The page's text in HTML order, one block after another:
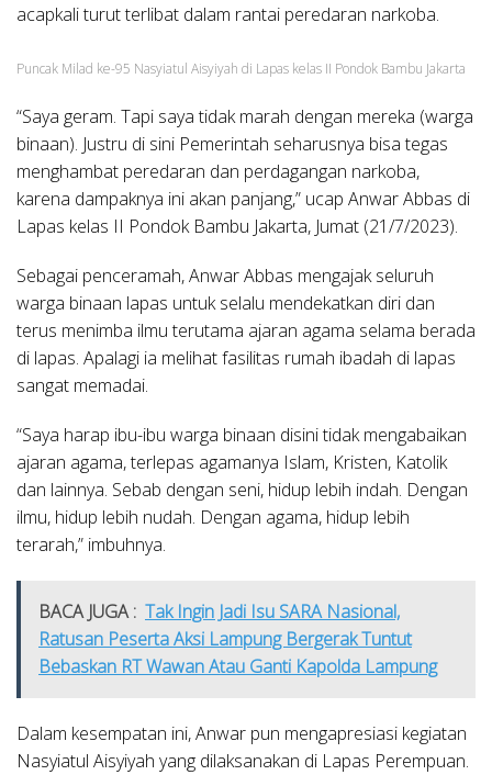
acapkali turut terlibat dalam rantai peredaran narkoba.
Puncak Milad ke-95 Nasyiatul Aisyiyah di Lapas kelas II Pondok Bambu Jakarta
“Saya geram. Tapi saya tidak marah dengan mereka (warga
binaan). Justru di sini Pemerintah seharusnya bisa tegas
menghambat peredaran dan perdagangan narkoba,
karena dampaknya ini akan panjang,” ucap Anwar Abbas di
Lapas kelas II Pondok Bambu Jakarta, Jumat (21/7/2023).
Sebagai penceramah, Anwar Abbas mengajak seluruh
warga binaan lapas untuk selalu mendekatkan diri dan
terus menimba ilmu terutama ajaran agama selama berada
di lapas. Apalagi ia melihat fasilitas rumah ibadah di lapas
sangat memadai.
“Saya harap ibu-ibu warga binaan disini tidak mengabaikan
ajaran agama, terlepas agamanya Islam, Kristen, Katolik
dan lainnya. Sebab dengan seni, hidup lebih indah. Dengan
ilmu, hidup lebih nudah. Dengan agama, hidup lebih
terarah,” imbuhnya.
BACA JUGA : Tak Ingin Jadi Isu SARA Nasional,
Ratusan Peserta Aksi Lampung Bergerak Tuntut
Bebaskan RT Wawan Atau Ganti Kapolda Lampung
Dalam kesempatan ini, Anwar pun mengapresiasi kegiatan
Nasyiatul Aisyiyah yang dilaksanakan di Lapas Perempuan.